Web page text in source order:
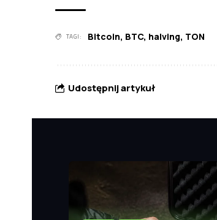
TAGI: Bitcoin, BTC, halving, TON
Udostępnij artykuł